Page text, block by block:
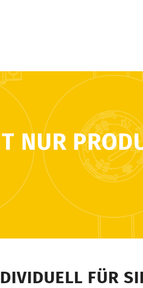
NUR
FÜR